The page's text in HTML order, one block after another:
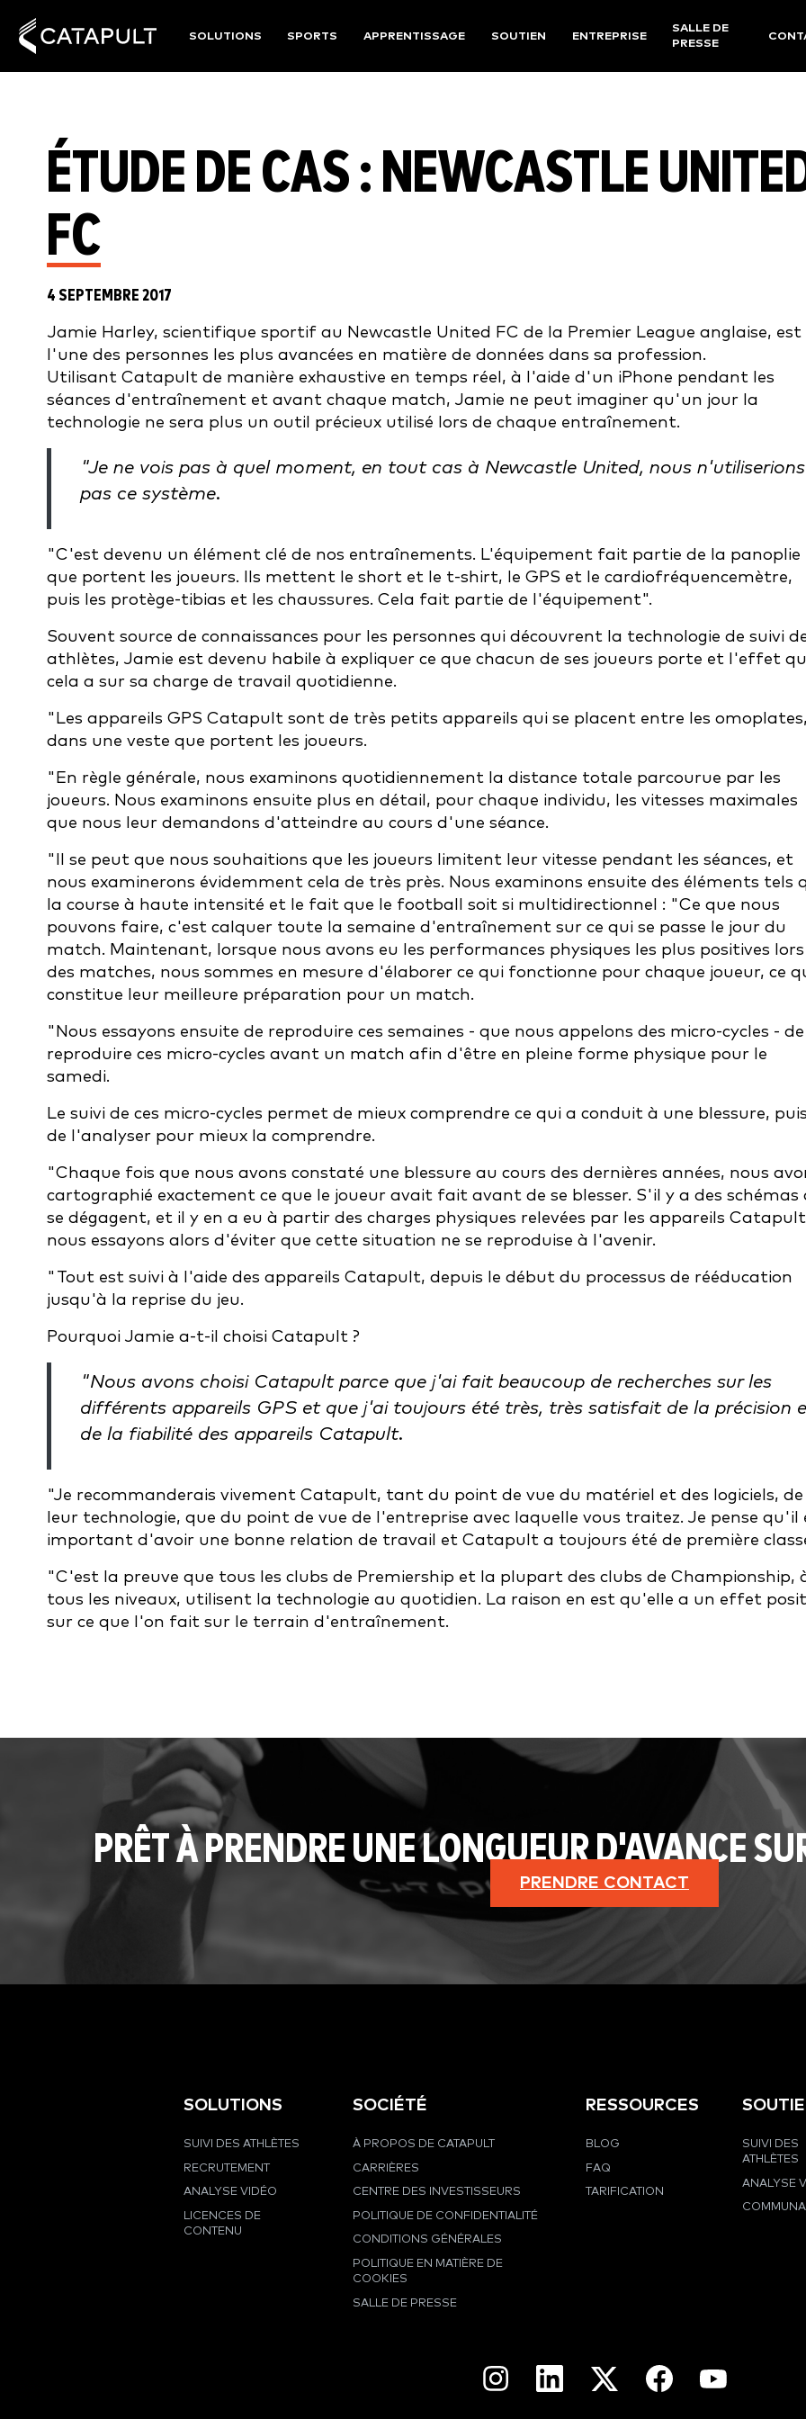
SOLUTIONS SPORTS APPRENTISSAGE SOUTIEN ENTREPRISE
SALLE DE
PRESSE
ÉTUDE DE CAS : NEWCASTLE
FC
4 SEPTEMBRE 2017
Jamie Harley, scientifique sportif au Newcastle United FC de la Premier League anglaise, est
l'une des personnes les plus avancées en matière de données dans sa profession.
Utilisant Catapult de manière exhaustive en temps réel, à l'aide d'un iPhone pendant les
séances d'entraînement et avant chaque match, Jamie ne peut imaginer qu'un jour la
technologie ne sera plus un outil précieux utilisé lors de chaque entraînement.
"Je ne vois pas à quel moment, en tout cas à Newcastle United, nous n'utiliserions
pas ce système.
"C'est devenu un élément clé de nos entraînements. L'équipement fait partie de la panoplie
que portent les joueurs. Ils mettent le short et le t-shirt, le GPS et le cardiofréquencemètre,
puis les protège-tibias et les chaussures. Cela fait partie de l'équipement".
Souvent source de connaissances pour les personnes qui découvrent la technologie de suivi
athlètes, Jamie est devenu habile à expliquer ce que chacun de ses joueurs porte et l'effet
cela a sur sa charge de travail quotidienne.
"Les appareils GPS Catapult sont de très petits appareils qui se placent entre les omoplates,
dans une veste que portent les joueurs.
"En règle générale, nous examinons quotidiennement la distance totale parcourue par les
joueurs. Nous examinons ensuite plus en détail, pour chaque individu, les vitesses maximales
que nous leur demandons d'atteindre au cours d'une séance.
"Il se peut que nous souhaitions que les joueurs limitent leur vitesse pendant les séances, et
nous examinerons évidemment cela de très près. Nous examinons ensuite des éléments tels
la course à haute intensité et le fait que le football soit si multidirectionnel : "Ce que nous
pouvons faire, c'est calquer toute la semaine d'entraînement sur ce qui se passe le jour du
match. Maintenant, lorsque nous avons eu les performances physiques les plus positives lors
des matches, nous sommes en mesure d'élaborer ce qui fonctionne pour chaque joueur, ce
constitue leur meilleure préparation pour un match.
"Nous essayons ensuite de reproduire ces semaines - que nous appelons des micro-cycles - de
reproduire ces micro-cycles avant un match afin d'être en pleine forme physique pour le
samedi.
Le suivi de ces micro-cycles permet de mieux comprendre ce qui a conduit à une blessure, puis
de l'analyser pour mieux la comprendre.
"Chaque fois que nous avons constaté une blessure au cours des dernières années, nous
cartographié exactement ce que le joueur avait fait avant de se blesser. S'il y a des schémas
se dégagent, et il y en a eu à partir des charges physiques relevées par les appareils
nous essayons alors d'éviter que cette situation ne se reproduise à l'avenir.
"Tout est suivi à l'aide des appareils Catapult, depuis le début du processus de rééducation
jusqu'à la reprise du jeu.
Pourquoi Jamie a-t-il choisi Catapult ?
"Nous avons choisi Catapult parce que j'ai fait beaucoup de recherches sur les
différents appareils GPS et que j'ai toujours été très, très satisfait de la précision
de la fiabilité des appareils Catapult.
"Je recommanderais vivement Catapult, tant du point de vue du matériel et des logiciels, de
leur technologie, que du point de vue de l'entreprise avec laquelle vous traitez. Je pense qu'il
important d'avoir une bonne relation de travail et Catapult a toujours été de première
"C'est la preuve que tous les clubs de Premiership et la plupart des clubs de Championship,
tous les niveaux, utilisent la technologie au quotidien. La raison en est qu'elle a un effet
sur ce que l'on fait sur le terrain d'entraînement.
PRÊT À PRENDRE UNE LONGUEUR D'AVANCE
PRENDRE CONTACT
SOLUTIONS
SUIVI DES ATHLÈTES
RECRUTEMENT
ANALYSE VIDÉO
LICENCES DE
CONTENU
SOCIÉTÉ
À PROPOS DE CATAPULT
CARRIÈRES
CENTRE DES INVESTISSEURS
POLITIQUE DE CONFIDENTIALITÉ
CONDITIONS GÉNÉRALES
POLITIQUE EN MATIÈRE DE
COOKIES
SALLE DE PRESSE
RESSOURCES
BLOG
FAQ
TARIFICATION
SUIVI DES
ATHLÈTES
ANALYSE